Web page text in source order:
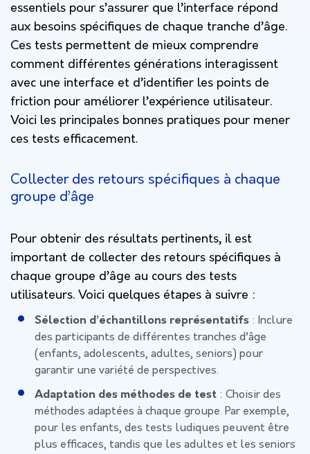
essentiels pour s’assurer que l’interface répond
aux besoins spécifiques de chaque tranche d’âge.
Ces tests permettent de mieux comprendre
comment différentes générations interagissent
avec une interface et d’identifier les points de
friction pour améliorer l’expérience utilisateur.
Voici les principales bonnes pratiques pour mener
ces tests efficacement.
Collecter des retours spécifiques à chaque
groupe d’âge
Pour obtenir des résultats pertinents, il est
important de collecter des retours spécifiques à
chaque groupe d’âge au cours des tests
utilisateurs. Voici quelques étapes à suivre :
Sélection d’échantillons représentatifs : Inclure
des participants de différentes tranches d’âge
(enfants, adolescents, adultes, seniors) pour
garantir une variété de perspectives.
Adaptation des méthodes de test : Choisir des
méthodes adaptées à chaque groupe. Par exemple,
pour les enfants, des tests ludiques peuvent être
plus efficaces, tandis que les adultes et les seniors